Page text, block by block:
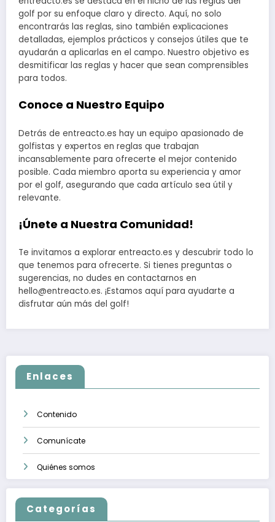
golf por su enfoque claro y directo. Aquí, no solo
encontrarás las reglas, sino también explicaciones
detalladas, ejemplos prácticos y consejos útiles que te
ayudarán a aplicarlas en el campo. Nuestro objetivo es
desmitificar las reglas y hacer que sean comprensibles
para todos.
Conoce a Nuestro Equipo
Detrás de entreacto.es hay un equipo apasionado de
golfistas y expertos en reglas que trabajan
incansablemente para ofrecerte el mejor contenido
posible. Cada miembro aporta su experiencia y amor
por el golf, asegurando que cada artículo sea útil y
relevante.
¡Únete a Nuestra Comunidad!
Te invitamos a explorar entreacto.es y descubrir todo lo
que tenemos para ofrecerte. Si tienes preguntas o
sugerencias, no dudes en contactarnos en
hello@entreacto.es. ¡Estamos aquí para ayudarte a
disfrutar aún más del golf!
Enlaces
Contenido
Comunícate
Quiénes somos
Categorías